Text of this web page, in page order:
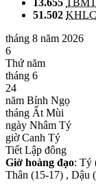
51.502
tháng 8 năm 2026
6
Thứ năm
tháng 6
24
năm Bính Ngọ
tháng Ất Mùi
ngày Nhâm Tý
giờ Canh Tý
Tiết Lập đông
Giờ hoàng đạo: Tý
Thân (15-17) , Dậu